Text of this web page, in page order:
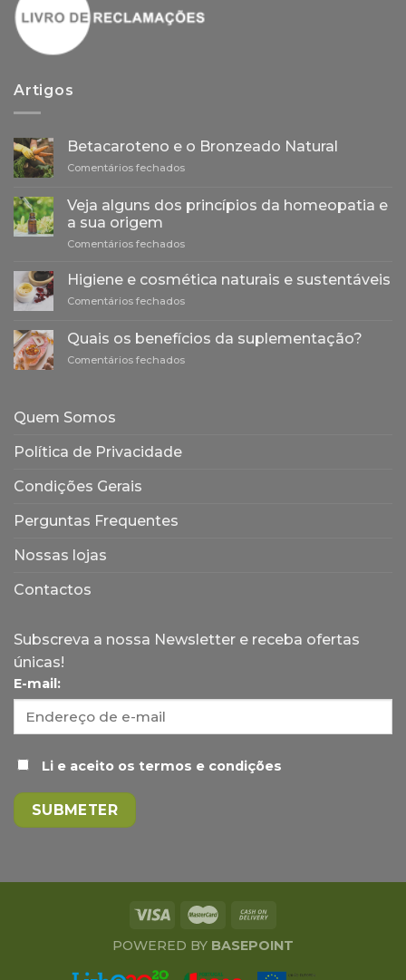
Artigos
Betacaroteno e o Bronzeado Natural
Comentários fechadosem
o
Natural
Veja alguns dos princípios da homeopatia e
a sua origem
Comentários fechadosem
alguns
dos
princípios
homeopatia
a
Higiene e cosmética naturais e sustentáveis
Comentários fechadosem
cosmética
naturais
Quais os benefícios da suplementação?
Comentários fechadosem
Quem Somos
Política de Privacidade
Condições Gerais
Perguntas Frequentes
Nossas lojas
Contactos
Subscreva a nossa Newsletter e receba ofertas
únicas!
E-mail:
Li e aceito os termos e condições
POWERED BY BASEPOINT